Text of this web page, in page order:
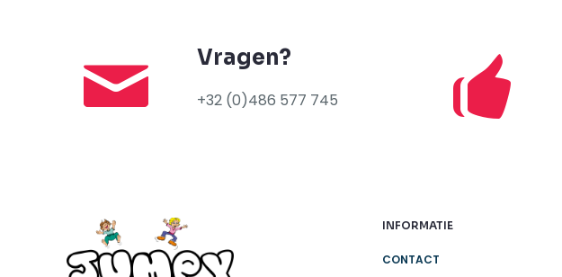
Vragen?
+32 (0)486 577 745
INFORMATIE
CONTACT